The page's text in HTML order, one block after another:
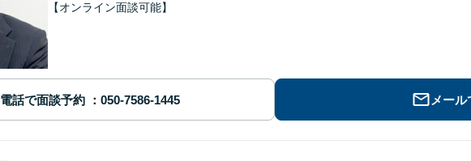
【オンライン面談可能】
電話で面談予約 メー